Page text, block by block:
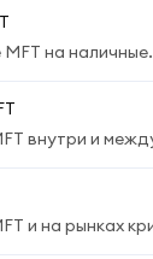
на наличные.
внутри и
и на рынках